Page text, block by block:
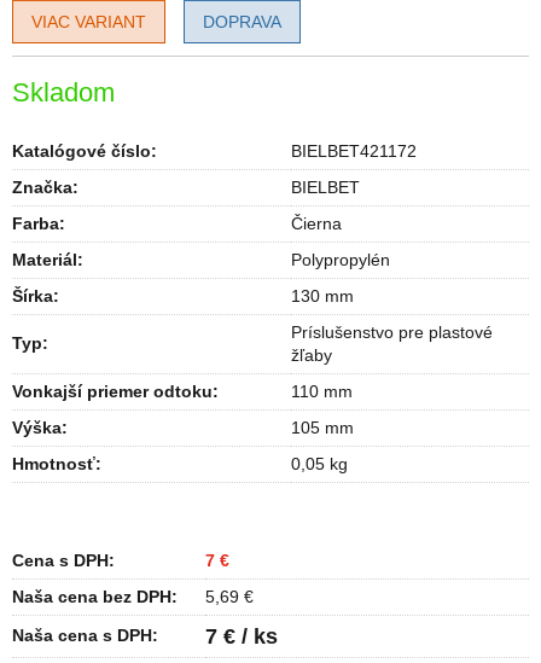
Skladom
Katalógové číslo:
BIELBET421172
Značka:
BIELBET
Farba:
Čierna
Materiál:
Polypropylén
Šírka: 130 mm
Typ:
Príslušenstvo pre plastové
žľaby
Vonkajší priemer odtoku:
110 mm
Výška:
105 mm
Hmotnosť: 0,05 kg
VIAC VARIANT DOPRAVA
Cena s DPH:
7 €
Naša cena bez DPH:
5,69 €
Naša cena s DPH:
7 € / ks